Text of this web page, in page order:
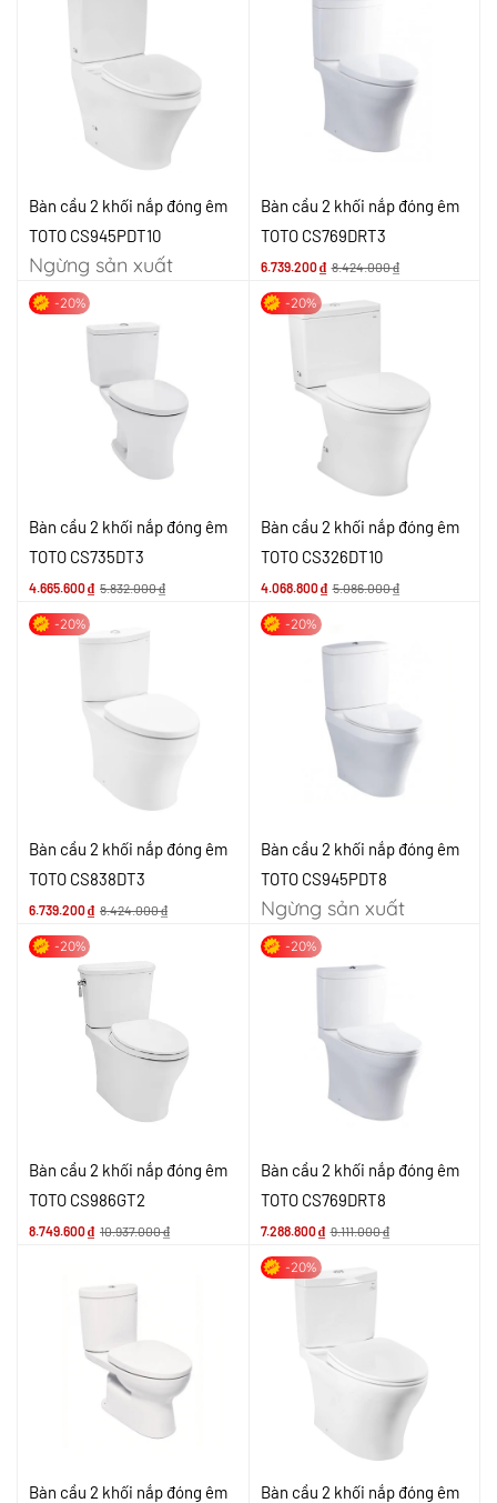
Bàn cầu 2 khối nắp đóng êm
TOTO CS945PDT10
Ngừng sản xuất
Bàn cầu 2 khối nắp đóng êm
TOTO CS769DRT3
6.739.200₫ 8.424.000₫
-20%
Bàn cầu 2 khối nắp đóng êm
TOTO CS735DT3
4.665.600₫ 5.832.000₫
-20%
Bàn cầu 2 khối nắp đóng êm
TOTO CS326DT10
4.068.800₫ 5.086.000₫
-20%
Bàn cầu 2 khối nắp đóng êm
TOTO CS838DT3
6.739.200₫ 8.424.000₫
-20%
Bàn cầu 2 khối nắp đóng êm
TOTO CS945PDT8
Ngừng sản xuất
-20%
Bàn cầu 2 khối nắp đóng êm
TOTO CS986GT2
8.749.600₫ 10.937.000₫
-20%
Bàn cầu 2 khối nắp đóng êm
TOTO CS769DRT8
7.288.800₫ 9.111.000₫
Bàn cầu 2 khối nắp đóng êm
-20%
Bàn cầu 2 khối nắp đóng êm